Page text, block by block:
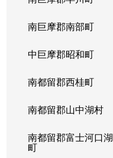
南巨摩郡南部町
中巨摩郡昭和町
南都留郡西桂町
南都留郡山中湖村
南都留郡富士河口湖
町